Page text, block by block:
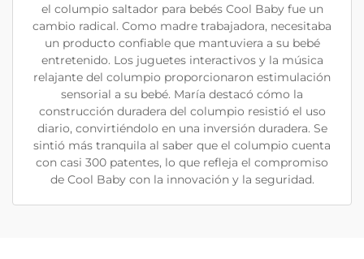
el columpio saltador para bebés Cool Baby fue un
cambio radical. Como madre trabajadora, necesitaba
un producto confiable que mantuviera a su bebé
entretenido. Los juguetes interactivos y la música
relajante del columpio proporcionaron estimulación
sensorial a su bebé. María destacó cómo la
construcción duradera del columpio resistió el uso
diario, convirtiéndolo en una inversión duradera. Se
sintió más tranquila al saber que el columpio cuenta
con casi 300 patentes, lo que refleja el compromiso
de Cool Baby con la innovación y la seguridad.